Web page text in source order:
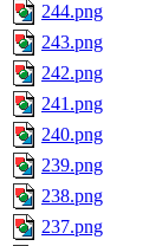
244.png
243.png
242.png
241.png
240.png
239.png
238.png
237.png